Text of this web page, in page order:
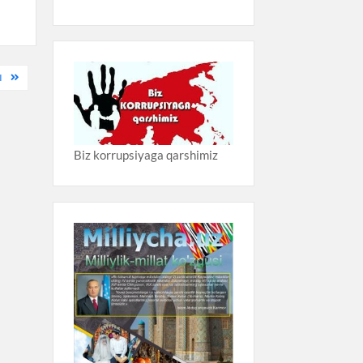
Biz korrupsiyaga qarshimiz